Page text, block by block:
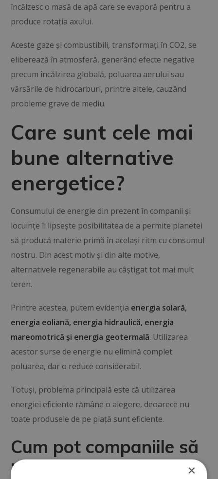
încălzesc o masă de apă care se evaporă pentru a
produce rotația axului.
Aceste gaze și combustibili, transformați în CO2, se
eliberează în atmosferă, generând efecte negative
precum încălzirea globală, poluarea aerului sau
vărsările de hidrocarburi, printre altele, cauzând
probleme grave de mediu.
Care sunt cele mai
bune alternative
energetice?
Consumului de energie din prezent în companii și
locuințe îi lipsește posibilitatea de a permite planetei
să producă materie primă în același ritm cu consumul
nostru. Din acest motiv și din alte motive,
alternativele regenerabile au câștigat tot mai mult
teren.
Printre acestea, putem evidenția energia solară,
energia eoliană, energia hidraulică, energia
mareomotrică și energia geotermală. Utilizarea
acestor surse de energie nu elimină complet
poluarea, dar o reduce considerabil.
Totuși, problema principală este că utilizarea
energiei eficiente rămâne o alegere, deoarece nu
toate produsele de pe piață sunt eficiente.
Cum pot companiile să
implementeze energia×